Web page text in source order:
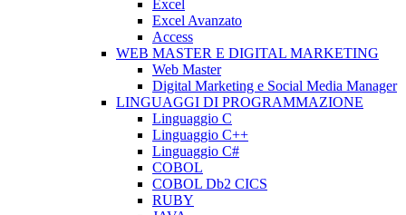
Excel
Excel Avanzato
Access
WEB MASTER E DIGITAL MARKETING
Web Master
Digital Marketing e Social Media Manager
LINGUAGGI DI PROGRAMMAZIONE
Linguaggio C
Linguaggio C++
Linguaggio C#
COBOL
COBOL Db2 CICS
RUBY